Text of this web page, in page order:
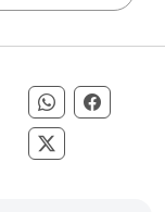
Compartir
Compartir